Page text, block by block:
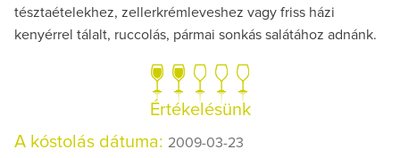
tésztaételekhez, zellerkrémleveshez vagy friss házi
kenyérrel tálalt, ruccolás, pármai sonkás salátához adnánk.
Értékelésünk
A kóstolás dátuma: 2009-03-23